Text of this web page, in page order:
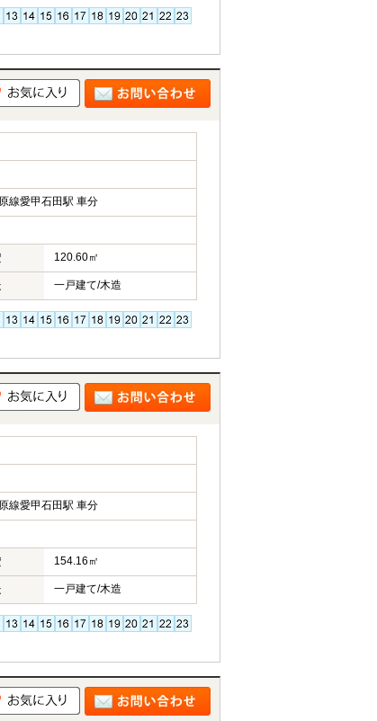
愛甲石田駅 車分
120.60㎡
一戸建て/木造
愛甲石田駅 車分
154.16㎡
一戸建て/木造